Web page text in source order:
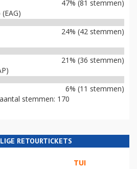
47% (81 stemmen)
24% (42 stemmen)
21% (36 stemmen)
6% (11 stemmen)
stemmen: 170
RETOURTICKETS
TUI